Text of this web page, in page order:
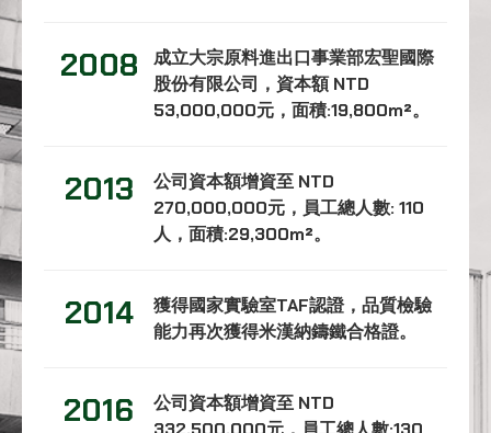
2008
成立大宗原料進出口事業部宏聖國際
股份有限公司，資本額 NTD
53,000,000元，面積:19,800m²。
2013
公司資本額增資至 NTD
270,000,000元，員工總人數: 110
人，面積:29,300m²。
2014
獲得國家實驗室TAF認證，品質檢驗
能力再次獲得米漢納鑄鐵合格證。
2016
公司資本額增資至 NTD